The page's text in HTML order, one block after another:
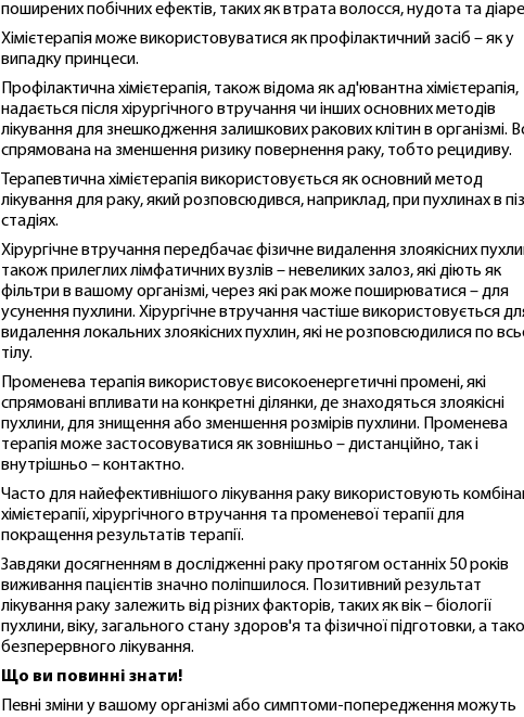
поширених побічних ефектів, таких як втрата волосся, нудота та
Хімієтерапія може використовуватися як профілактичний засіб – як у
випадку принцеси.
Профілактична хімієтерапія, також відома як ад'ювантна хімієтерапія,
надається після хірургічного втручання чи інших основних методів
лікування для знешкодження залишкових ракових клітин в організмі.
спрямована на зменшення ризику повернення раку, тобто рецидиву.
Терапевтична хімієтерапія використовується як основний метод
лікування для раку, який розповсюдився, наприклад, при пухлинах в
стадіях.
Хірургічне втручання передбачає фізичне видалення злоякісних
також прилеглих лімфатичних вузлів – невеликих залоз, які діють як
фільтри в вашому організмі, через які рак може поширюватися – для
усунення пухлини. Хірургічне втручання частіше використовується
видалення локальних злоякісних пухлин, які не розповсюдилися по
тілу.
Променева терапія використовує високоенергетичні промені, які
спрямовані впливати на конкретні ділянки, де знаходяться злоякісні
пухлини, для знищення або зменшення розмірів пухлини. Променева
терапія може застосовуватися як зовнішньо – дистанційно, так і
внутрішньо – контактно.
Часто для найефективнішого лікування раку використовують
хімієтерапії, хірургічного втручання та променевої терапії для
покращення результатів терапії.
Завдяки досягненням в дослідженні раку протягом останніх 50 років
виживання пацієнтів значно поліпшилося. Позитивний результат
лікування раку залежить від різних факторів, таких як вік – біології
пухлини, віку, загального стану здоров'я та фізичної підготовки, а
безперервного лікування.
Що ви повинні знати!
Певні зміни у вашому організмі або симптоми-попередження можуть